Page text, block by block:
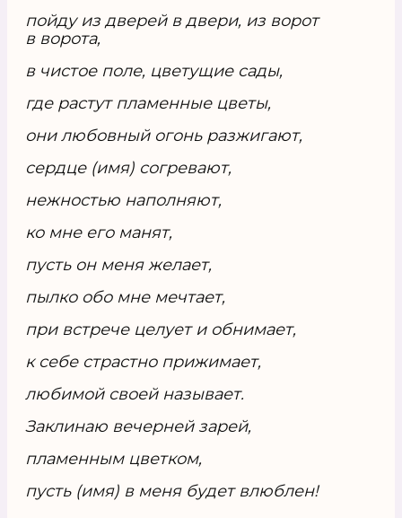
пойду из дверей в двери, из ворот
в ворота,
в чистое поле, цветущие сады,
где растут пламенные цветы,
они любовный огонь разжигают,
сердце (имя) согревают,
нежностью наполняют,
ко мне его манят,
пусть он меня желает,
пылко обо мне мечтает,
при встрече целует и обнимает,
к себе страстно прижимает,
любимой своей называет.
Заклинаю вечерней зарей,
пламенным цветком,
пусть (имя) в меня будет влюблен!